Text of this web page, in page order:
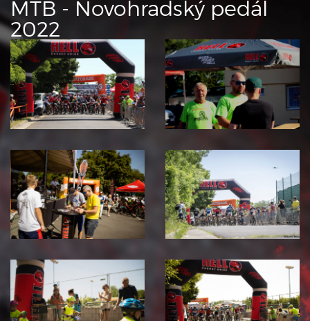
MTB - Novohradský pedál
2022